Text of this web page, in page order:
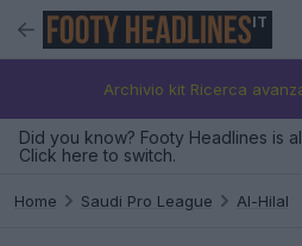
IT
Archivio kit Ricerca
Did you know? Footy Headlines is
Click here to switch.
Home Saudi Pro League Al-Hilal